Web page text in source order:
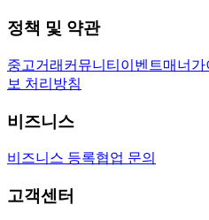
정책 및 약관
중고거래 커뮤니티 이벤트매너가
보 처리방침
비즈니스
비즈니스 등록협업 문의
고객센터